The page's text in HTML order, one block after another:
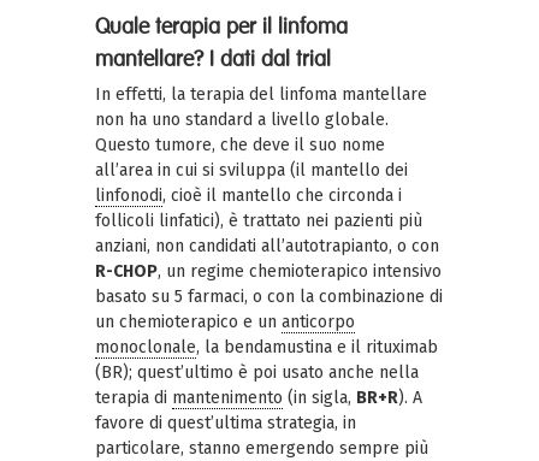
Quale terapia per il linfoma
mantellare? I dati dal trial
In effetti, la terapia del linfoma mantellare
non ha uno standard a livello globale.
Questo tumore, che deve il suo nome
all’area in cui si sviluppa (il mantello dei
linfonodi, cioè il mantello che circonda i
follicoli linfatici), è trattato nei pazienti più
anziani, non candidati all’autotrapianto, o con
R-CHOP, un regime chemioterapico intensivo
basato su 5 farmaci, o con la combinazione di
un chemioterapico e un anticorpo
monoclonale, la bendamustina e il rituximab
(BR); quest’ultimo è poi usato anche nella
terapia di mantenimento (in sigla, BR+R). A
favore di quest’ultima strategia, in
particolare, stanno emergendo sempre più